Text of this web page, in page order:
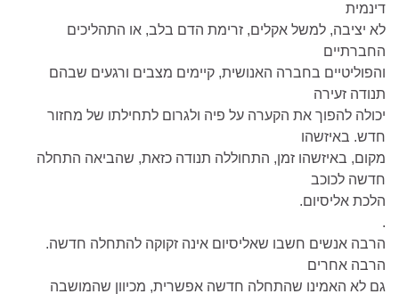
דינמית
לא יציבה, למשל אקלים, זרימת הדם בלב, או התהליכים
החברתיים
והפוליטיים בחברה האנושית, קיימים מצבים ורגעים שבהם
תנודה זעירה
יכולה להפוך את הקערה על פיה ולגרום לתחילתו של מחזור
חדש. באיזשהו
מקום, באיזשהו זמן, התחוללה תנודה כזאת, שהביאה התחלה
חדשה לכוכב
הלכת אליסיום.
.
הרבה אנשים חשבו שאליסיום אינה זקוקה להתחלה חדשה.
הרבה אחרים
גם לא האמינו שהתחלה חדשה אפשרית, מכיוון שהמושבה